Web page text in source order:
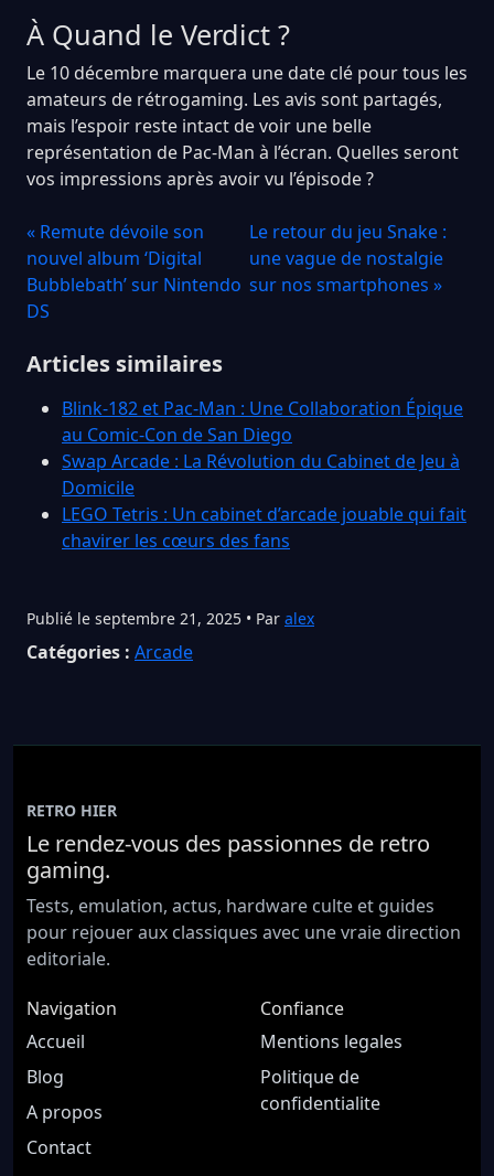
À Quand le Verdict ?
Le 10 décembre marquera une date clé pour tous les
amateurs de rétrogaming. Les avis sont partagés,
mais l’espoir reste intact de voir une belle
représentation de Pac-Man à l’écran. Quelles seront
vos impressions après avoir vu l’épisode ?
« Remute dévoile son
nouvel album ‘Digital
Bubblebath’ sur Nintendo
DS
Le retour du jeu Snake :
une vague de nostalgie
sur nos smartphones »
Articles similaires
Blink-182 et Pac-Man : Une Collaboration Épique
au Comic-Con de San Diego
Swap Arcade : La Révolution du Cabinet de Jeu à
Domicile
LEGO Tetris : Un cabinet d’arcade jouable qui fait
chavirer les cœurs des fans
Publié le septembre 21, 2025 • Par alex
Catégories : Arcade
RETRO HIER
Le rendez-vous des passionnes de retro
gaming.
Tests, emulation, actus, hardware culte et guides
pour rejouer aux classiques avec une vraie direction
editoriale.
Navigation
Accueil
Blog
A propos
Contact
Confiance
Mentions legales
Politique de
confidentialite